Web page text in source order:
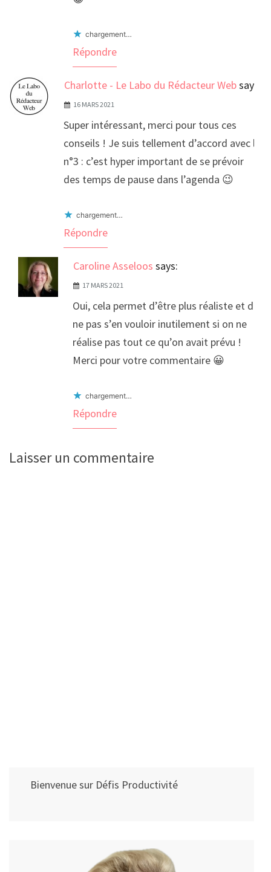
chargement…
Répondre
Charlotte - Le Labo du Rédacteur Websays:
16 MARS 2021
Super intéressant, merci pour tous ces
conseils ! Je suis tellement d’accord avec le
n°3 : c’est hyper important de se prévoir
des temps de pause dans l’agenda 😉
chargement…
Répondre
Caroline Asseloos says:
17 MARS 2021
Oui, cela permet d’être plus réaliste et de
ne pas s’en vouloir inutilement si on ne
réalise pas tout ce qu’on avait prévu !
Merci pour votre commentaire 😀
chargement…
Répondre
Laisser un commentaire
Bienvenue sur Défis Productivité